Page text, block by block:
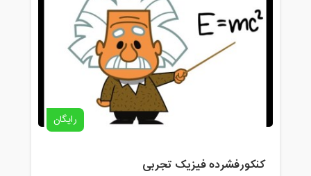
رایگان
کنکورفشرده فیزیک تجربی